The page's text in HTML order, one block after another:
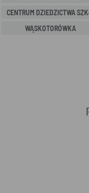
CENTRUM DZIEDZICTWA
WĄSKOTORÓWKA